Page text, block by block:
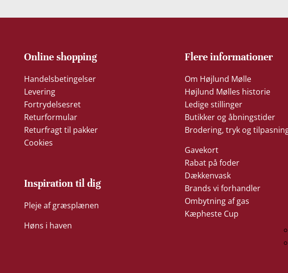
Online shopping
Handelsbetingelser
Levering
Fortrydelsesret
Returformular
Returfragt til pakker
Cookies
Inspiration til dig
Pleje af græsplænen
Høns i haven
Flere informationer
Om Højlund Mølle
Højlund Mølles historie
Ledige stillinger
Butikker og åbningstider
Brodering, tryk og
Gavekort
Rabat på foder
Dækkenvask
Brands vi forhandler
Ombytning af gas
Kæpheste Cup